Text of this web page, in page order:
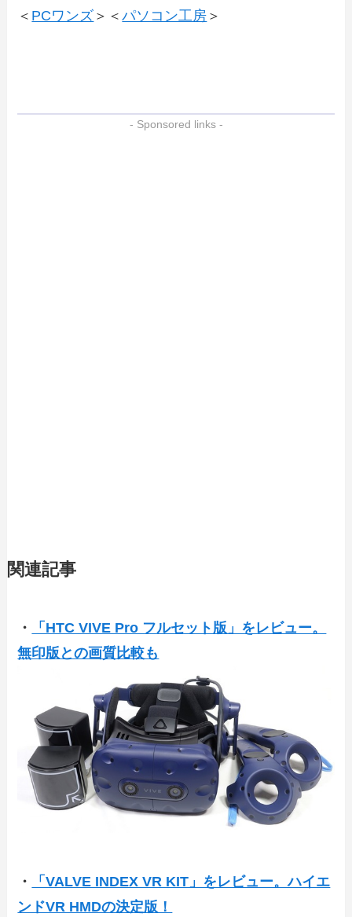
＜ PCワンズ ＞＜パソコン工房 ＞
- Sponsored links -
関連記事
・
「HTC VIVE Pro フルセット版」をレビュー。
無印版との画質比較も
・
「VALVE INDEX VR KIT」をレビュー。ハイエ
ンドVR HMDの決定版！